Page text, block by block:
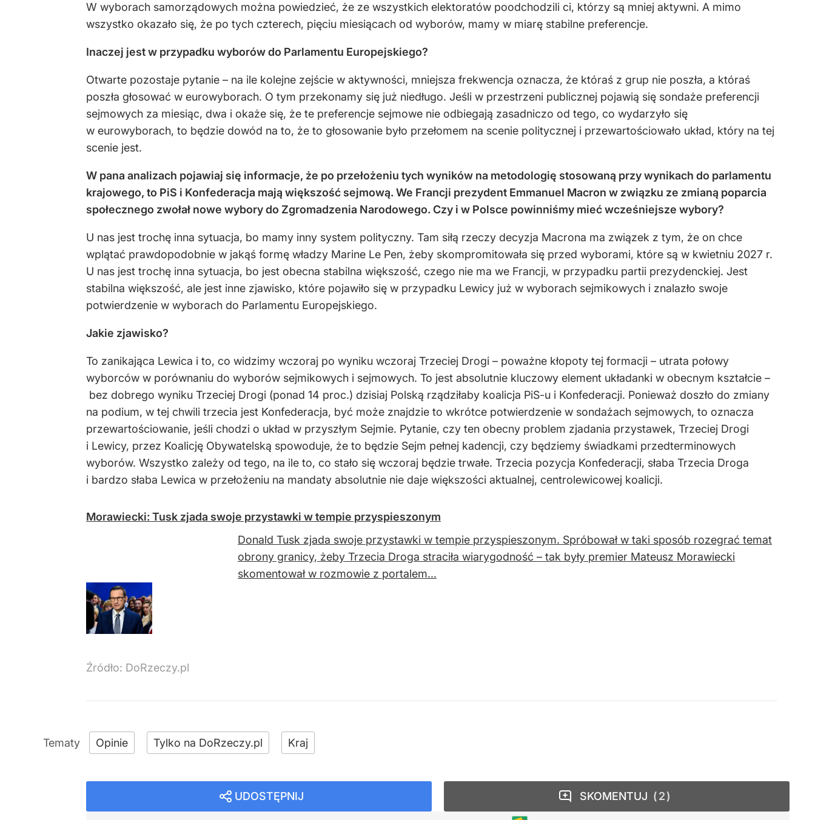
W wyborach samorządowych można powiedzieć, że ze wszystkich elektoratów poodchodzili ci, którzy są mniej aktywni. A mimo
wszystko okazało się, że po tych czterech, pięciu miesiącach od wyborów, mamy w miarę stabilne preferencje.
Inaczej jest w przypadku wyborów do Parlamentu Europejskiego?
Otwarte pozostaje pytanie – na ile kolejne zejście w aktywności, mniejsza frekwencja oznacza, że któraś z grup nie poszła, a któraś
poszła głosować w eurowyborach. O tym przekonamy się już niedługo. Jeśli w przestrzeni publicznej pojawią się sondaże preferencji
sejmowych za miesiąc, dwa i okaże się, że te preferencje sejmowe nie odbiegają zasadniczo od tego, co wydarzyło się
w eurowyborach, to będzie dowód na to, że to głosowanie było przełomem na scenie politycznej i przewartościowało układ, który na tej
scenie jest.
W pana analizach pojawiaj się informacje, że po przełożeniu tych wyników na metodologię stosowaną przy wynikach do parlamentu
krajowego, to PiS i Konfederacja mają większość sejmową. We Francji prezydent Emmanuel Macron w związku ze zmianą poparcia
społecznego zwołał nowe wybory do Zgromadzenia Narodowego. Czy i w Polsce powinniśmy mieć wcześniejsze wybory?
U nas jest trochę inna sytuacja, bo mamy inny system polityczny. Tam siłą rzeczy decyzja Macrona ma związek z tym, że on chce
wplątać prawdopodobnie w jakąś formę władzy Marine Le Pen, żeby skompromitowała się przed wyborami, które są w kwietniu 2027 r.
U nas jest trochę inna sytuacja, bo jest obecna stabilna większość, czego nie ma we Francji, w przypadku partii prezydenckiej. Jest
stabilna większość, ale jest inne zjawisko, które pojawiło się w przypadku Lewicy już w wyborach sejmikowych i znalazło swoje
potwierdzenie w wyborach do Parlamentu Europejskiego.
Jakie zjawisko?
To zanikająca Lewica i to, co widzimy wczoraj po wyniku wczoraj Trzeciej Drogi – poważne kłopoty tej formacji – utrata połowy
wyborców w porównaniu do wyborów sejmikowych i sejmowych. To jest absolutnie kluczowy element układanki w obecnym kształcie –
bez dobrego wyniku Trzeciej Drogi (ponad 14 proc.) dzisiaj Polską rządziłaby koalicja PiS-u i Konfederacji. Ponieważ doszło do zmiany
na podium, w tej chwili trzecia jest Konfederacja, być może znajdzie to wkrótce potwierdzenie w sondażach sejmowych, to oznacza
przewartościowanie, jeśli chodzi o układ w przyszłym Sejmie. Pytanie, czy ten obecny problem zjadania przystawek, Trzeciej Drogi
i Lewicy, przez Koalicję Obywatelską spowoduje, że to będzie Sejm pełnej kadencji, czy będziemy świadkami przedterminowych
wyborów. Wszystko zależy od tego, na ile to, co stało się wczoraj będzie trwałe. Trzecia pozycja Konfederacji, słaba Trzecia Droga
i bardzo słaba Lewica w przełożeniu na mandaty absolutnie nie daje większości aktualnej, centrolewicowej koalicji.
Morawiecki: Tusk zjada swoje przystawki w tempie przyspieszonym
Donald Tusk zjada swoje przystawki w tempie przyspieszonym. Spróbował w taki sposób rozegrać temat
obrony granicy, żeby Trzecia Droga straciła wiarygodność – tak były premier Mateusz Morawiecki
skomentował w rozmowie z portalem...
Źródło: DoRzeczy.pl
Opinie Tylko na DoRzeczy.pl Kraj
UDOSTĘPNIJ SKOMENTUJ 2